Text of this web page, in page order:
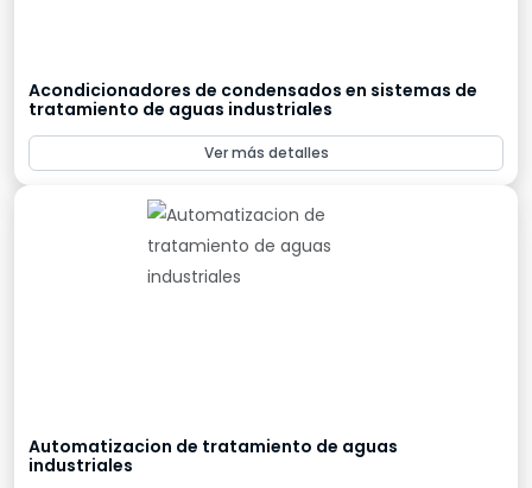
Acondicionadores de condensados en sistemas de
tratamiento de aguas industriales
Ver más detalles
Automatizacion de tratamiento de aguas
industriales